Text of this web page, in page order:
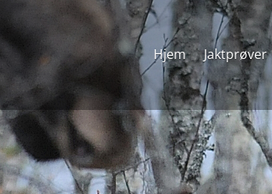
Hjem Jaktprøver